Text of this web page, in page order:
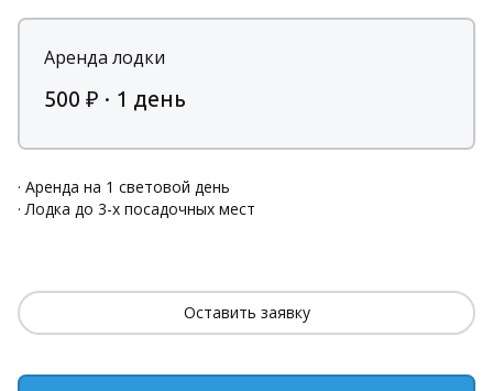
Аренда лодки
500 ₽ · 1 день
· Аренда на 1 световой день
· Лодка до 3-х посадочных мест
Оставить заявку